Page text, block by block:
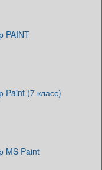
PAINT
Paint (7 класс)
MS Paint